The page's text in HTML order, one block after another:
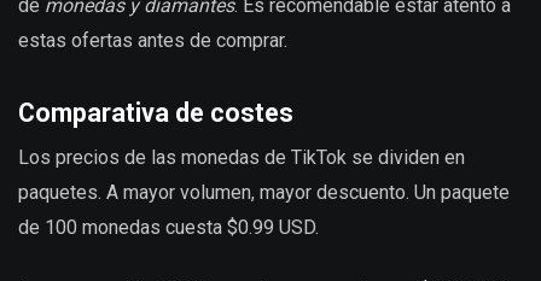
de monedas y diamantes. Es recomendable estar atento a
estas ofertas antes de comprar.
Comparativa de costes
Los precios de las monedas de TikTok se dividen en
paquetes. A mayor volumen, mayor descuento. Un paquete
de 100 monedas cuesta $0.99 USD.